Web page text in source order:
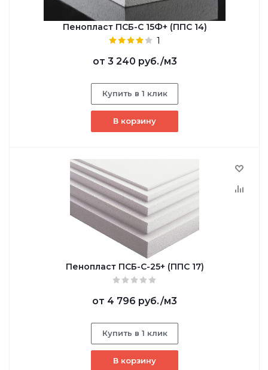
Пенопласт ПСБ-С 15Ф+ (ППС 14)
1
от 3 240 руб./м3
Купить в 1 клик
В корзину
Пенопласт ПСБ-С-25+ (ППС 17)
от 4 796 руб./м3
Купить в 1 клик
В корзину